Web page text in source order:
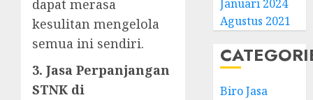
dapat merasa
kesulitan mengelola
semua ini sendiri.
3. Jasa Perpanjangan
STNK di
Januari 2024
Agustus 2021
Biro Jasa